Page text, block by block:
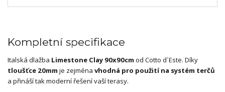
Kompletní specifikace
Italská dlažba Limestone Clay 90x90cm od Cotto d´Este. Díky
tloušťce 20mm je zejména vhodná pro použití na systém terčů
a přináší tak moderní řešení vaší terasy.